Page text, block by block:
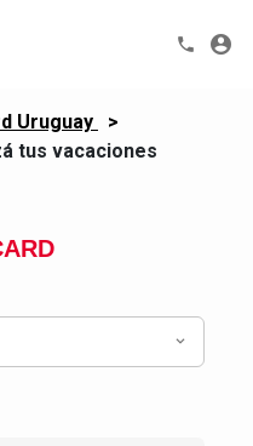
Uruguay
>
tus vacaciones